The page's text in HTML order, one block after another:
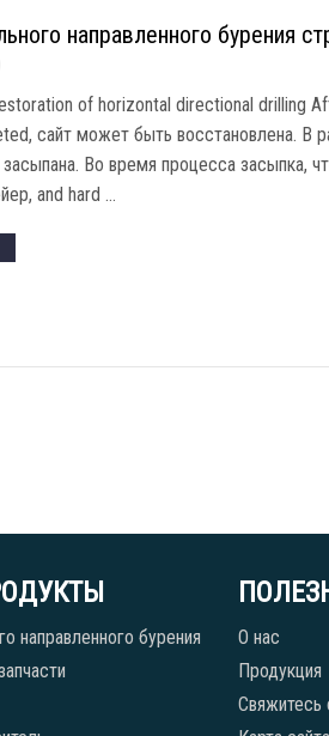
направленного бурения
of horizontal directional drilling
, сайт может быть восстановлена. В
Во время процесса засыпка,
and hard …
направленного бурения
О нас
Продукция
Свяжитесь